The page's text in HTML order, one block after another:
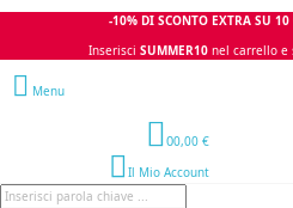
-10% DI SCONTO EXTRA SU
Inserisci SUMMER10 nel carrello e
Menu
00,00 €
Il Mio Account